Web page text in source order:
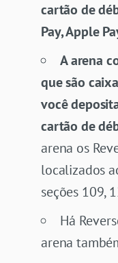
cartão de
Pay, Apple
A arena
que são
você
cartão de
arena os
localizados
seções 109,
Há
arena